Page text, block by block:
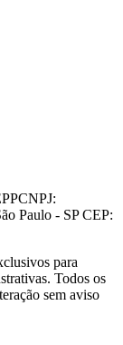
CNPJ:
Paulo - SP CEP:
para
Todos os
sem aviso